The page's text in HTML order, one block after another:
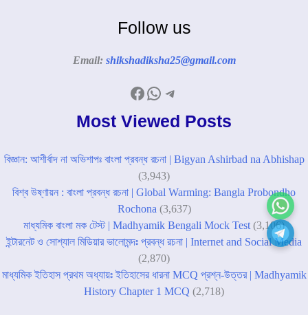
Follow us
Email: shikshadiksha25@gmail.com
Facebook
WhatsApp
Telegram
Most Viewed Posts
বিজ্ঞান: আশীর্বাদ না অভিশাপঃ বাংলা প্রবন্ধ রচনা | Bigyan Ashirbad na Abhishap
(3,943)
বিশ্ব উষ্ণায়ন : বাংলা প্রবন্ধ রচনা | Global Warming: Bangla Probondho
Rochona (3,637)
মাধ্যমিক বাংলা মক টেস্ট | Madhyamik Bengali Mock Test (3,106)
ইন্টারনেট ও সোশ্যাল মিডিয়ার ভালোমন্দঃ প্রবন্ধ রচনা | Internet and Social Media
(2,870)
মাধ্যমিক ইতিহাস প্রথম অধ্যায়ঃ ইতিহাসের ধারনা MCQ প্রশ্ন-উত্তর | Madhyamik
History Chapter 1 MCQ (2,718)